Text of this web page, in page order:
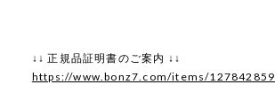
↓↓ 正規品証明書のご案内 ↓↓
https://www.bonz7.com/items/127842859